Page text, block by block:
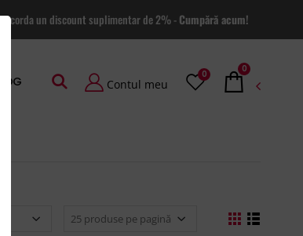
acorda un discount suplimentar de 2% -Cumpără acum!
BLOG Contul meu
0 0